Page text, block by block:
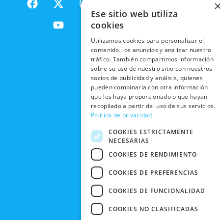
a
-
t
w
m
o
u
t
RESPONSABILIDAD
SOCIAL
TRABAJA
CON
NOSOTROS
NUESTRAS
TIENDAS
BLACK
FRIDAY
CONTACTO
ENVÍOS
RECOGIDA
EN TIENDA
DEVOLUCIONES
Y CAMBIOS
CANCELAR
PEDIDO
POLÍTICA DE
PRIVACIDAD
CONDICIONES
DE COMPRA
Ese sitio web utiliza
cookies
Utilizamos cookies para personalizar el
contenido, los anuncios y analizar nuestro
tráfico. También compartimos información
sobre su uso de nuestro sitio con nuestros
socios de publicidad y análisis, quienes
pueden combinarla con otra información
que les haya proporcionado o que hayan
recopilado a partir del uso de sus servicios.
Política de privacidad
COOKIES ESTRICTAMENTE
NECESARIAS
COOKIES DE RENDIMIENTO
COOKIES DE PREFERENCIAS
COOKIES DE FUNCIONALIDAD
COOKIES NO CLASIFICADAS